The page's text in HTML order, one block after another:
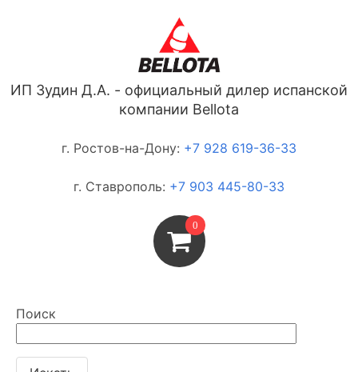
ИП Зудин Д.А. - официальный дилер испанской
компании Bellota
г. Ростов-на-Дону: +7 928 619-36-33
г. Ставрополь: +7 903 445-80-33
0
Поиск